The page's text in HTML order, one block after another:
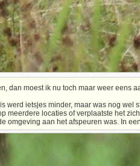
dan moest ik nu toch maar weer eens
werd ietsjes minder, maar was nog wel
meerdere locaties of verplaatste het
omgeving aan het afspeuren was. In